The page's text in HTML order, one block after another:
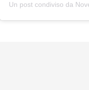
Un post condiviso da